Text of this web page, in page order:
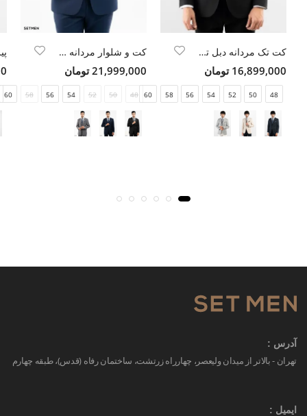
کت تک مردانه دبل توییل
16,899,000 تومان
48
50
52
54
56
58
60
کت و شلوار مردانه LUXE WOOL
21,999,000 تومان
48
50
52
54
56
58
60
آدرس :
تهران - بالاتر از میدان ولیعصر، چهارراه زرتشت، ساختمان رفاه (قدس)، طبقه چهارم
ایمیل :